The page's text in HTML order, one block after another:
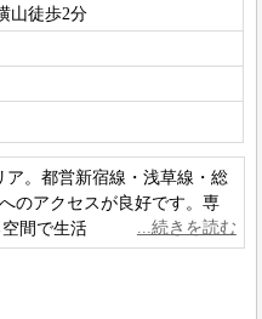
山徒歩2分
。都営新宿線・浅草線・総
のアクセスが良好です。専
間で生活できます。投資用